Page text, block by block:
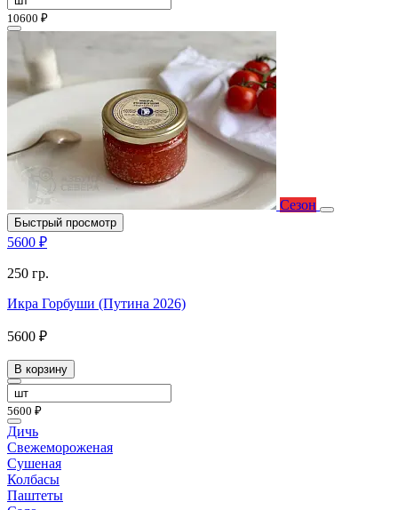
10600 ₽
Сезон
Быстрый просмотр
5600 ₽
250 гр.
Икра Горбуши (Путина 2026)
5600 ₽
В корзину
5600 ₽
Дичь
Свежемороженая
Сушеная
Колбасы
Паштеты